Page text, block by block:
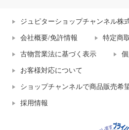
ジュピターショップチャンネル株
会社概要/免許情報 特定商
古物営業法に基づく表示
お客様対応について
ショップチャンネルで商品販売希
採用情報